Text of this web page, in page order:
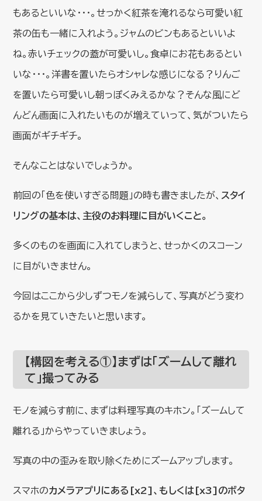
もあるといいな・・・。せっかく紅茶を淹れるなら可愛い紅
茶の缶も一緒に入れよう。ジャムのビンもあるといいよ
ね。赤いチェックの蓋が可愛いし。食卓にお花もあるとい
いな・・・。洋書を置いたらオシャレな感じになる？りんご
を置いたら可愛いし朝っぽくみえるかな？そんな風にど
んどん画面に入れたいものが増えていって、気がついたら
画面がギチギチ。
そんなことはないでしょうか。
前回の「色を使いすぎる問題」の時も書きましたが、 スタイ
リングの基本は、主役のお料理に目がいくこと。
多くのものを画面に入れてしまうと、せっかくのスコーン
に目がいきません。
今回はここから少しずつモノを減らして、写真がどう変わ
るかを見ていきたいと思います。
【構図を考える①】まずは「ズームして離れ
て」撮ってみる
モノを減らす前に、まずは料理写真のキホン。「ズームして
離れる」からやっていきましょう。
写真の中の歪みを取り除くためにズームアップします。
スマホのカメラアプリにある[x2]、もしくは[x3]のボタ